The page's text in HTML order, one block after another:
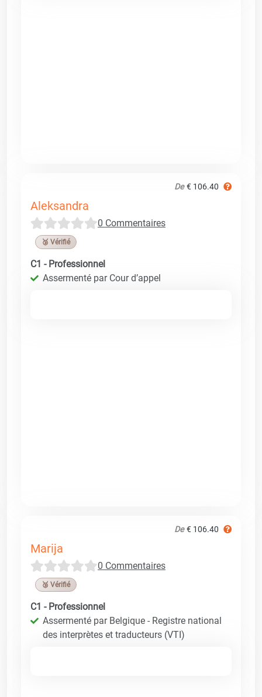
De € 106.40
Aleksandra
0 Commentaires
🥉 Vérifié
C1 - Professionnel
Assermenté par Cour d’appel
De € 106.40
Marija
0 Commentaires
🥉 Vérifié
C1 - Professionnel
Assermenté par Belgique - Registre national
des interprètes et traducteurs (VTI)